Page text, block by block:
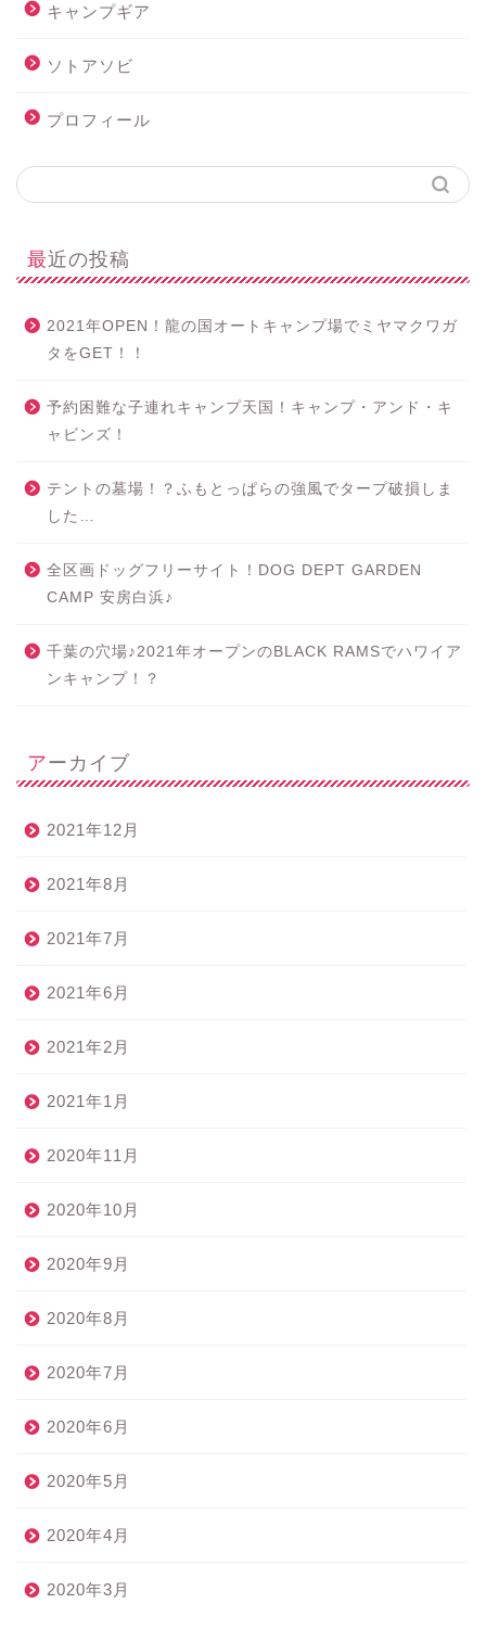
キャンプギア
ソトアソビ
プロフィール
最近の投稿
2021年OPEN！龍の国オートキャンプ場でミヤマクワガ
タをGET！！
予約困難な子連れキャンプ天国！キャンプ・アンド・キ
ャビンズ！
テントの墓場！？ふもとっぱらの強風でタープ破損しま
した…
全区画ドッグフリーサイト！DOG DEPT GARDEN
CAMP 安房白浜♪
千葉の穴場♪2021年オープンのBLACK RAMSでハワイア
ンキャンプ！？
アーカイブ
2021年12月
2021年8月
2021年7月
2021年6月
2021年2月
2021年1月
2020年11月
2020年10月
2020年9月
2020年8月
2020年7月
2020年6月
2020年5月
2020年4月
2020年3月